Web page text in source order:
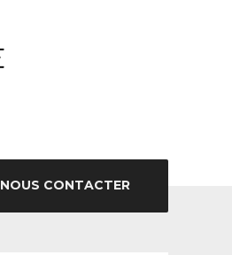
NOUS CONTACTER